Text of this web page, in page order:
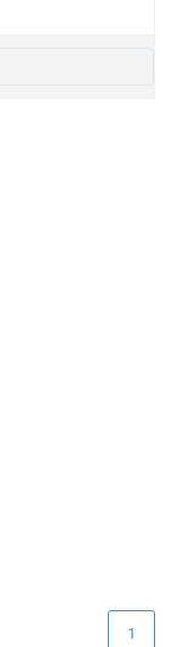
1